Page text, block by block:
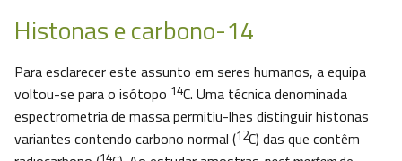
Histonas e carbono-14
Para esclarecer este assunto em seres humanos, a equipa
voltou-se para o isótopo 14C. Uma técnica denominada
espectrometria de massa permitiu-lhes distinguir histonas
variantes contendo carbono normal (12C) das que contêm
14